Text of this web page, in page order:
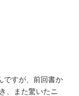
ですが、前回書か
、また驚いたニ